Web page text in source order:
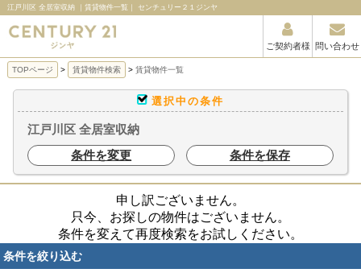
江戸川区 全居室収納 ｜賃貸物件一覧｜ センチュリー２１ジンヤ
ご契約者様 問い合わせ
TOPページ 賃貸物件検索 賃貸物件一覧
選択中の条件
江戸川区 全居室収納
条件を変更
条件を保存
申し訳ございません。
只今、お探しの物件はございません。
条件を変えて再度検索をお試しください。
条件を絞り込む